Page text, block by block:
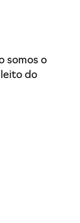
somos o
do